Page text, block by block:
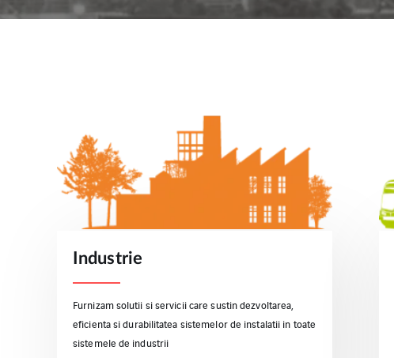
Industrie
Furnizam solutii si servicii care sustin dezvoltarea,
eficienta si durabilitatea sistemelor de instalatii in toate
sistemele de industrii